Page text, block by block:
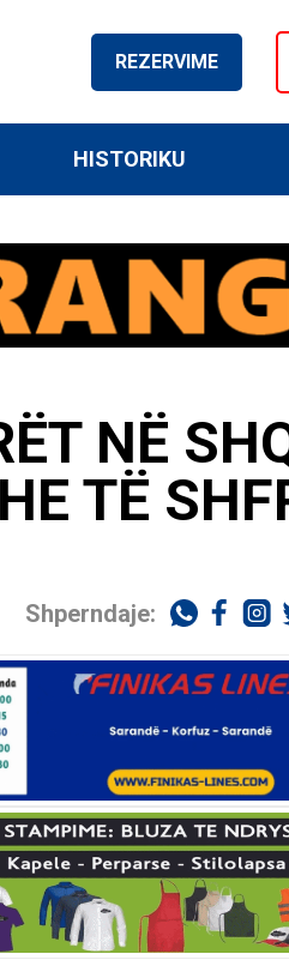
REZERVIME
HISTORIKU
NË
TË
Shperndaje: